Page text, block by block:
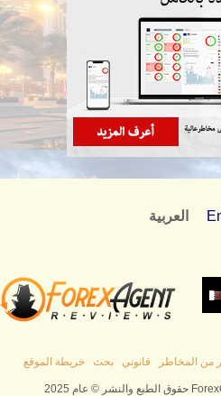
العربية
من المخاطر قانوني بحث خريطة الموقع